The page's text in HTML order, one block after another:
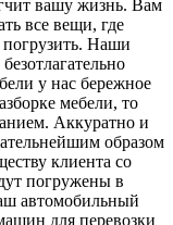
вашу жизнь. Вам
все вещи, где
Наши
у нас бережное
мебели, то
Аккуратно и
образом
клиента со
погружены в
автомобильный
для перевозки